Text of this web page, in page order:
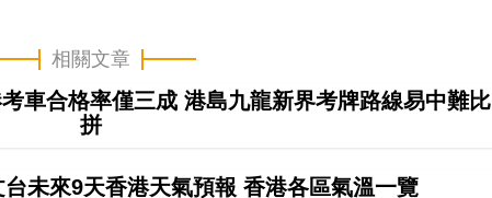
相關文章
車合格率僅三成 港島九龍新界考牌路線易中難比
拼
未來9天香港天氣預報 香港各區氣溫一覽